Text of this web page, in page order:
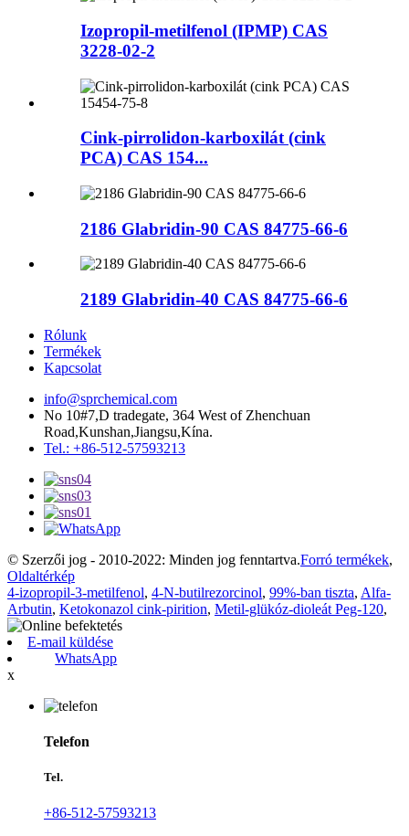
Izopropil-metilfenol (IPMP) CAS
3228-02-2
Cink-pirrolidon-karboxilát (cink
PCA) CAS 154...
2186 Glabridin-90 CAS 84775-66-6
2189 Glabridin-40 CAS 84775-66-6
Rólunk
Termékek
Kapcsolat
info@sprchemical.com
No 10#7,D tradegate, 364 West of Zhenchuan
Road,Kunshan,Jiangsu,Kína.
Tel.: +86-512-57593213
© Szerzői jog - 2010-2022: Minden jog fenntartva.Forró termékek,
Oldaltérkép
4-izopropil-3-metilfenol, 4-N-butilrezorcinol, 99%-ban tiszta, Alfa-
Arbutin, Ketokonazol cink-pirition, Metil-glükóz-dioleát Peg-120,
E-mail küldése
WhatsApp
x
Telefon
Tel.
+86-512-57593213